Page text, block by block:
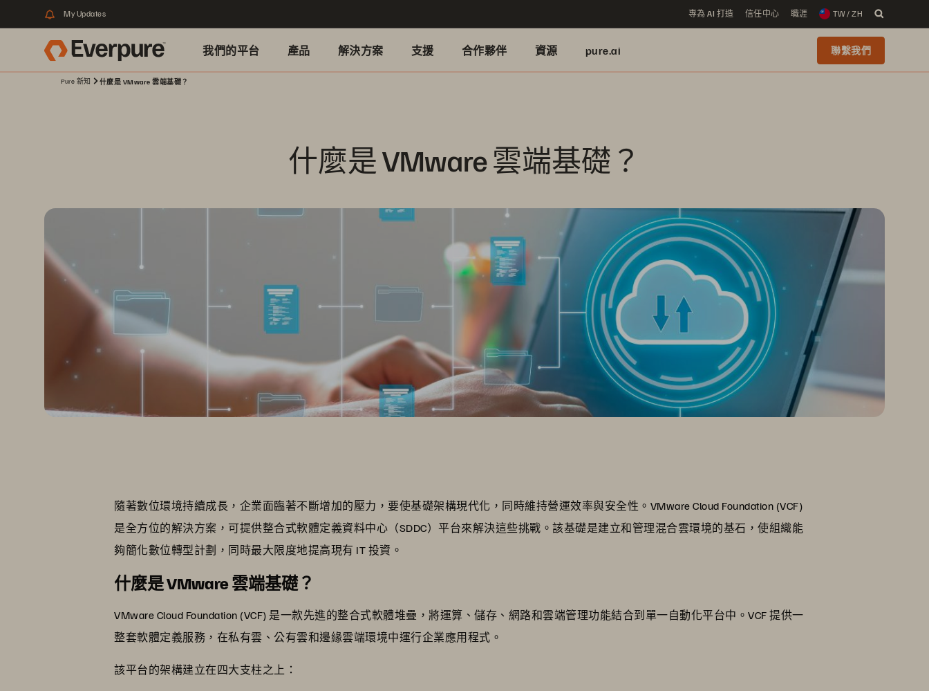
My Updates 專為 AI 打造 信任中心 職涯 TW / ZH
我們的平台 產品 解決方案 支援 合作夥伴 資源 pure.ai 聯繫我們
Pure 新知 什麼是 VMware 雲端基礎？
什麼是 VMware 雲端基礎？
隨著數位環境持續成長，企業面臨著不斷增加的壓力，要使基礎架構現代化，同時維持營運效率與安全性。VMware Cloud Foundation (VCF)
是全方位的解決方案，可提供整合式軟體定義資料中心（SDDC）平台來解決這些挑戰。該基礎是建立和管理混合雲環境的基石，使組織能
夠簡化數位轉型計劃，同時最大限度地提高現有 IT 投資。
什麼是 VMware 雲端基礎？
VMware Cloud Foundation (VCF) 是一款先進的整合式軟體堆疊，將運算、儲存、網路和雲端管理功能結合到單一自動化平台中。VCF 提供一
整套軟體定義服務，在私有雲、公有雲和邊緣雲端環境中運行企業應用程式。
該平台的架構建立在四大支柱之上：